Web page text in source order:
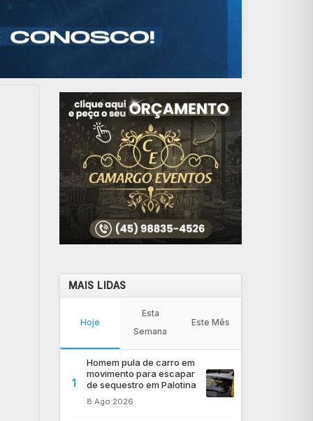
MAIS LIDAS
Hoje
Esta
Semana
Este Mês
1
Homem pula de carro em
movimento para escapar
de sequestro em Palotina
8 Ago 2026